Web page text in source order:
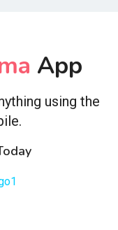
App
using the